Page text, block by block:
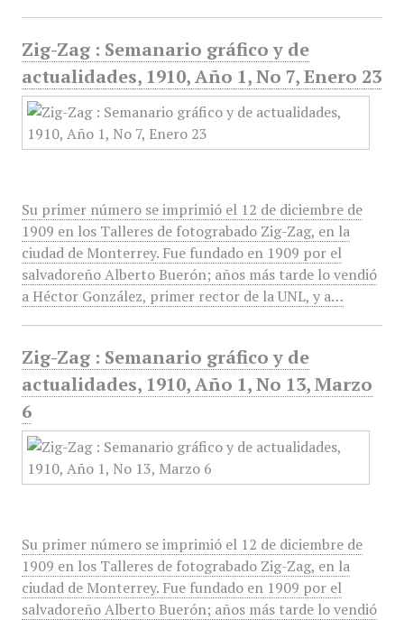
Zig-Zag : Semanario gráfico y de
actualidades, 1910, Año 1, No 7, Enero 23
Su primer número se imprimió el 12 de diciembre de
1909 en los Talleres de fotograbado Zig-Zag, en la
ciudad de Monterrey. Fue fundado en 1909 por el
salvadoreño Alberto Buerón; años más tarde lo vendió
a Héctor González, primer rector de la UNL, y a…
Zig-Zag : Semanario gráfico y de
actualidades, 1910, Año 1, No 13, Marzo
6
Su primer número se imprimió el 12 de diciembre de
1909 en los Talleres de fotograbado Zig-Zag, en la
ciudad de Monterrey. Fue fundado en 1909 por el
salvadoreño Alberto Buerón; años más tarde lo vendió